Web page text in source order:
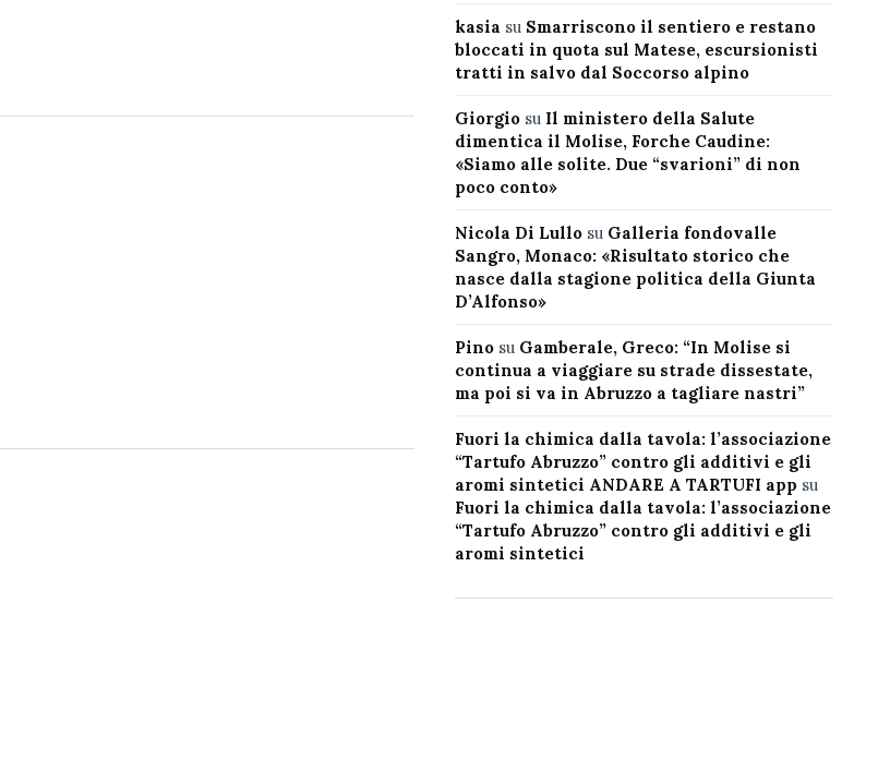
kasia su Smarriscono il sentiero e restano
bloccati in quota sul Matese, escursionisti
tratti in salvo dal Soccorso alpino
Giorgiosu Il ministero della Salute
dimentica il Molise, Forche Caudine:
«Siamo alle solite. Due “svarioni” di non
poco conto»
Nicola Di Lullosu Galleria fondovalle
Sangro, Monaco: «Risultato storico che
nasce dalla stagione politica della Giunta
D’Alfonso»
Pinosu Gamberale, Greco: “In Molise si
continua a viaggiare su strade dissestate,
ma poi si va in Abruzzo a tagliare nastri”
Fuori la chimica dalla tavola: l’associazione
“Tartufo Abruzzo” contro gli additivi e gli
aromi sintetici ANDARE A TARTUFI app su
Fuori la chimica dalla tavola: l’associazione
“Tartufo Abruzzo” contro gli additivi e gli
aromi sintetici